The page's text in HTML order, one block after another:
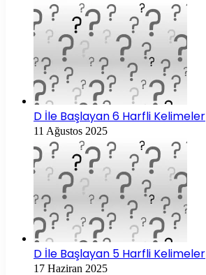
D İle Başlayan 6 Harfli Kelimeler
11 Ağustos 2025
D İle Başlayan 5 Harfli Kelimeler
17 Haziran 2025